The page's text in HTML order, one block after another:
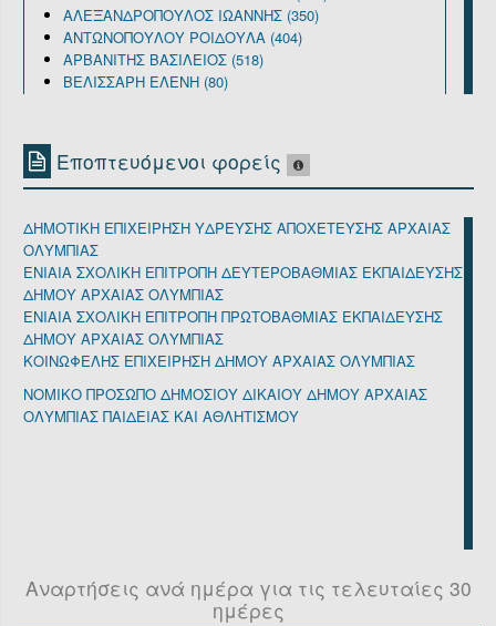
ΑΛΕΞΑΝΔΡΟΠΟΥΛΟΣ ΙΩΑΝΝΗΣ (350)
ΑΝΤΩΝΟΠΟΥΛΟΥ ΡΟΙΔΟΥΛΑ (404)
ΑΡΒΑΝΙΤΗΣ ΒΑΣΙΛΕΙΟΣ (518)
ΒΕΛΙΣΣΑΡΗ ΕΛΕΝΗ (80)
ΓΙΑΝΝΑΚΟΠΟΥΛΟΣ ΠΕΤΡΟΣ (281)
ΔΕΒΒΕΣ ΓΕΩΡΓΙΟΣ (2231)
ΗΛΙΟΠΟΥΛΟΥ ΑΘΗΝΑ (59)
ΚΑΡΑΝΙΚΟΛΟΣ ΓΕΩΡΓΙΟΣ (662)
ΚΑΤΣΙΚΑΣ ΔΗΜΝΟΣΘΕΝΗΣ (18)
ΚΟΤΖΑΣ ΕΥΘΥΜΙΟΣ (9594)
ΚΡΕΖΟΣ ΓΕΩΡΓΙΟΣ (57)
ΚΩΣΤΑΡΙΑΣ ΔΗΜΗΤΡΙΟΣ (205)
ΚΩΣΤΑΡΙΑΣ ΦΩΤΙΟΣ (1)
ΛΙΝΑΡΔΟΣ ΓΕΩΡΓΙΟΣ (130)
ΜΑΓΚΛΑΡΑΣ ΠΑΝΑΓΙΩΤΗΣ (1)
ΦΛΕΣΣΑΣ ΠΑΝΑΓΙΩΤΗΣ (2)
ΧΡΥΣΑΝΘΑΚΟΠΟΥΛΟΣ ΑΝΤΩΝΙΟΣ (124)
Εποπτευόμενοι φορείς
ΔΗΜΟΤΙΚΗ ΕΠΙΧΕΙΡΗΣΗ ΥΔΡΕΥΣΗΣ ΑΠΟΧΕΤΕΥΣΗΣ ΑΡΧΑΙΑΣ
ΟΛΥΜΠΙΑΣ
ΕΝΙΑΙΑ ΣΧΟΛΙΚΗ ΕΠΙΤΡΟΠΗ ΔΕΥΤΕΡΟΒΑΘΜΙΑΣ ΕΚΠΑΙΔΕΥΣΗΣ
ΔΗΜΟΥ ΑΡΧΑΙΑΣ ΟΛΥΜΠΙΑΣ
ΕΝΙΑΙΑ ΣΧΟΛΙΚΗ ΕΠΙΤΡΟΠΗ ΠΡΩΤΟΒΑΘΜΙΑΣ ΕΚΠΑΙΔΕΥΣΗΣ
ΔΗΜΟΥ ΑΡΧΑΙΑΣ ΟΛΥΜΠΙΑΣ
ΚΟΙΝΩΦΕΛΗΣ ΕΠΙΧΕΙΡΗΣΗ ΔΗΜΟΥ ΑΡΧΑΙΑΣ ΟΛΥΜΠΙΑΣ
ΝΟΜΙΚΟ ΠΡΟΣΩΠΟ ΔΗΜΟΣΙΟΥ ΔΙΚΑΙΟΥ ΔΗΜΟΥ ΑΡΧΑΙΑΣ
ΟΛΥΜΠΙΑΣ ΠΑΙΔΕΙΑΣ ΚΑΙ ΑΘΛΗΤΙΣΜΟΥ
Αναρτήσεις ανά ημέρα για τις τελευταίες 30
ημέρες